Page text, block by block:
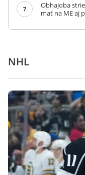
7
Obhajoba
mať na ME aj
NHL